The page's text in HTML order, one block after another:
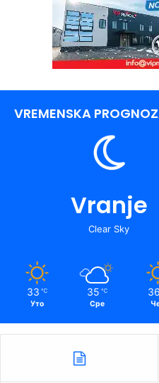
VREMENSKA
Vranje
Clear Sky
33 ℃
Уто
35 ℃
Сре
36